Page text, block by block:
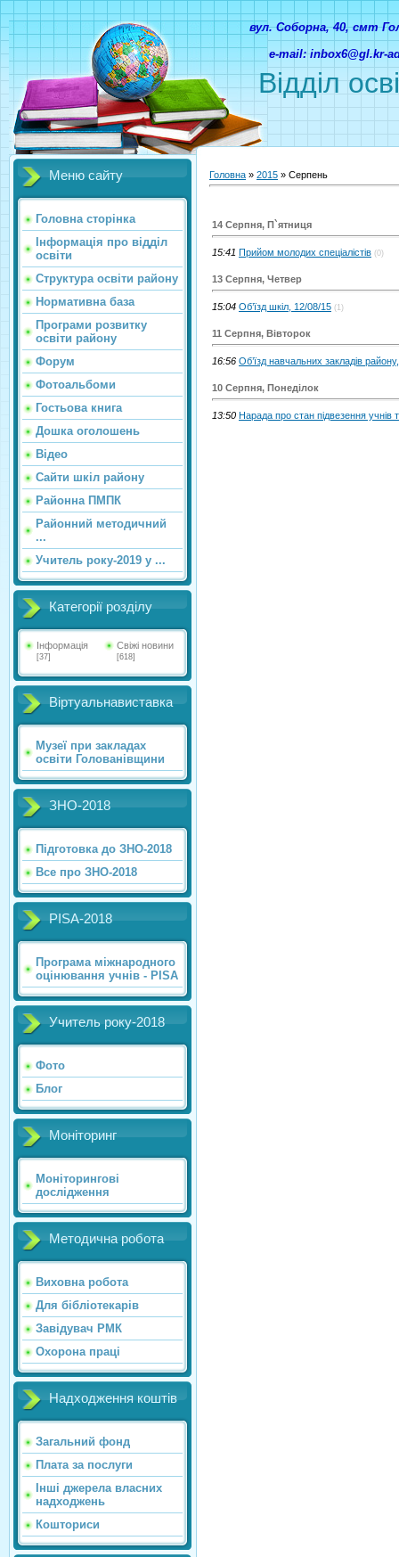
Відділ
вул. Соборна, 40, смт
e-mail: inbox6@gl.kr-
Меню сайту
Головна сторінка
Інформація про відділ
освіти
Структура освіти району
Нормативна база
Програми розвитку
освіти району
Форум
Фотоальбоми
Гостьова книга
Дошка оголошень
Відео
Сайти шкіл району
Районна ПМПК
Районний методичний
...
Учитель року-2019 у ...
Категорії розділу
Інформація
[37]
Свіжі новини
[618]
Віртуальнавиставка
Музеї при закладах
освіти Голованівщини
ЗНО-2018
Підготовка до ЗНО-2018
Все про ЗНО-2018
PISA-2018
Програма міжнародного
оцінювання учнів - PISA
Учитель року-2018
Фото
Блог
Моніторинг
Моніторингові
дослідження
Методична робота
Виховна робота
Для бібліотекарів
Завідувач РМК
Охорона праці
Надходження коштів
Загальний фонд
Плата за послуги
Інші джерела власних
надходжень
Кошториси
Головна » 2015 » Серпень
14 Серпня, П`ятниця
15:41 Прийом молодих спеціалістів (0)
13 Серпня, Четвер
15:04 Об’їзд шкіл, 12/08/15 (1)
11 Серпня, Вівторок
16:56 Об’їзд навчальних закладів
10 Серпня, Понеділок
13:50 Нарада про стан підвезення